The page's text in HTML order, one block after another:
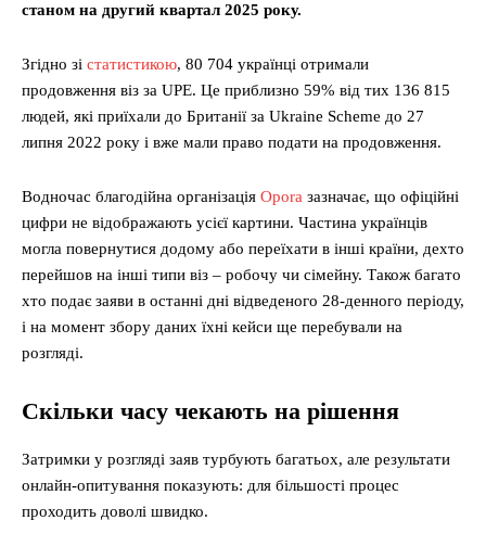
станом на другий квартал 2025 року.
Згідно зі статистикою, 80 704 українці отримали
продовження віз за UPE. Це приблизно 59% від тих 136 815
людей, які приїхали до Британії за Ukraine Scheme до 27
липня 2022 року і вже мали право подати на продовження.
Водночас благодійна організація Opora зазначає, що офіційні
цифри не відображають усієї картини. Частина українців
могла повернутися додому або переїхати в інші країни, дехто
перейшов на інші типи віз – робочу чи сімейну. Також багато
хто подає заяви в останні дні відведеного 28-денного періоду,
і на момент збору даних їхні кейси ще перебували на
розгляді.
Скільки часу чекають на рішення
Затримки у розгляді заяв турбують багатьох, але результати
онлайн-опитування показують: для більшості процес
проходить доволі швидко.